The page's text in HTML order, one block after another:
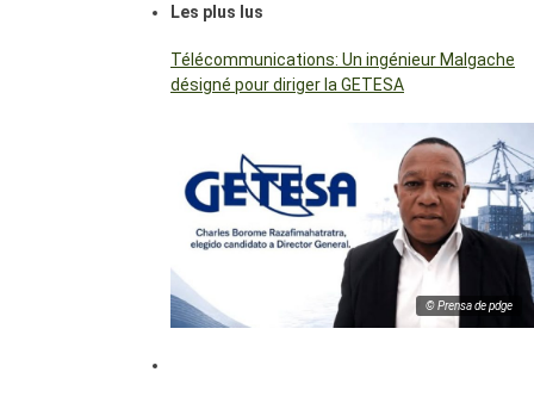
Les plus lus
Télécommunications: Un ingénieur Malgache
désigné pour diriger la GETESA
© Prensa de pdge